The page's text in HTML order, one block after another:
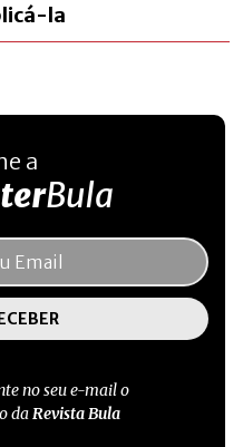
la
a
Bula
no seu e-mail o
daRevista Bula